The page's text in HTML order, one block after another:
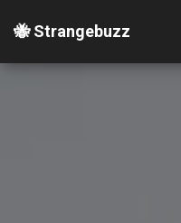
🐝 Strangebuzz